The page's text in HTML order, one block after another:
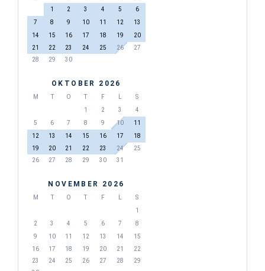
1
2 3 4 5
6
7
8 9 10 11 12
13
14
15 16 17 18 19
20
21
22 23 24 25 26
27
28
29 30
OKTOBER 2026
M T O T F
S
1
2 3
4
5
6 7 8 9 10
11
12
13 14 15 16 17
18
19
20 21 22 23 24
25
26
27 28 29 30 31
NOVEMBER 2026
M T O T F
S
1
2
3 4 5 6 7
8
9
10 11 12 13 14
15
16
17 18 19 20 21
22
23
24 25 26 27 28
29